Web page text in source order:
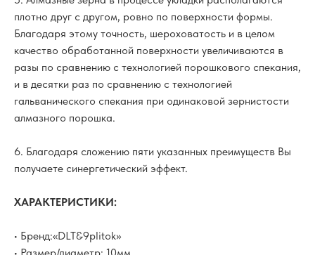
плотно друг с другом, ровно по поверхности формы.
Благодаря этому точность, шероховатость и в целом
качество обработанной поверхности увеличиваются в
разы по сравнению с технологией порошкового спекания,
и в десятки раз по сравнению с технологией
гальванического спекания при одинаковой зернистости
алмазного порошка.
6. Благодаря сложению пяти указанных преимуществ Вы
получаете синергетический эффект.
ХАРАКТЕРИСТИКИ:
• Бренд:«DLT&9plitok»